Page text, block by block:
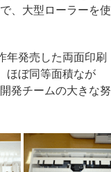
、大型ローラーを使
発売した両面印刷
ほぼ同等面積なが
発チームの大きな努